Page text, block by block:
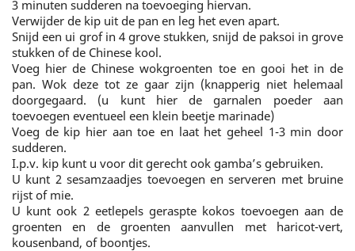
3 minuten sudderen na toevoeging hiervan.
Verwijder de kip uit de pan en leg het even apart.
Snijd een ui grof in 4 grove stukken, snijd de paksoi in grove
stukken of de Chinese kool.
Voeg hier de Chinese wokgroenten toe en gooi het in de
pan. Wok deze tot ze gaar zijn (knapperig niet helemaal
doorgegaard. (u kunt hier de garnalen poeder aan
toevoegen eventueel een klein beetje marinade)
Voeg de kip hier aan toe en laat het geheel 1-3 min door
sudderen.
I.p.v. kip kunt u voor dit gerecht ook gamba’s gebruiken.
U kunt 2 sesamzaadjes toevoegen en serveren met bruine
rijst of mie.
U kunt ook 2 eetlepels geraspte kokos toevoegen aan de
groenten en de groenten aanvullen met haricot-vert,
kousenband, of boontjes.